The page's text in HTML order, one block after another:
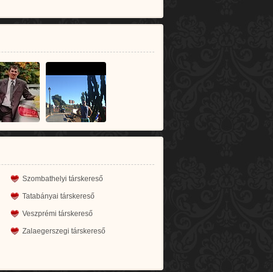
Szombathelyi társkereső
Tatabányai társkereső
Veszprémi társkereső
Zalaegerszegi társkereső